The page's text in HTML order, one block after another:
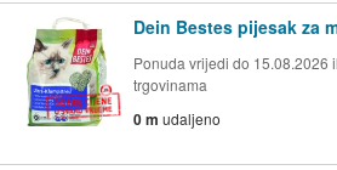
Dein Bestes pijesak za
Ponuda vrijedi do 15.08.2026
trgovinama
0 m udaljeno